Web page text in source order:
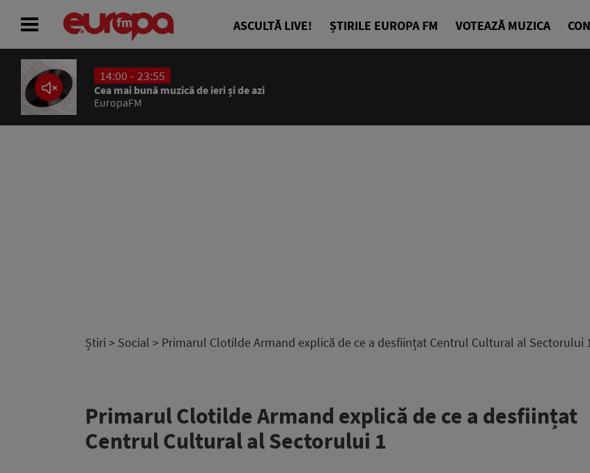
ASCULTĂ LIVE! ȘTIRILE EUROPA FM VOTEAZĂ MUZICA
14:00 - 23:55
Cea mai bună muzică de ieri și de azi
EuropaFM
Știri > Social > Primarul Clotilde Armand explică de ce a desființat Centrul Cultural al Sectorului
Primarul Clotilde Armand explică de ce a desființat
Centrul Cultural al Sectorului 1
ACASĂ
ȘTIRI